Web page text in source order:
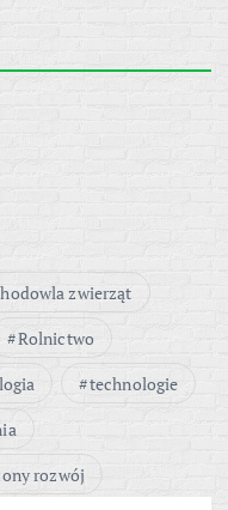
hodowla zwierząt
Rolnictwo
technologie
rozwój